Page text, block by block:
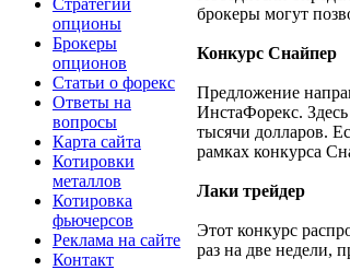
опционы
Брокеры
опционов
Статьи о форекс
Ответы на
вопросы
Карта сайта
Котировки
металлов
Котировка
фьючерсов
Реклама на сайте
Контакт
брокеры могут
Конкурс Снайпер
Предложение
ИнстаФорекс.
тысячи долларов.
рамках конкурса
Лаки трейдер
Этот конкурс
раз на две недели,